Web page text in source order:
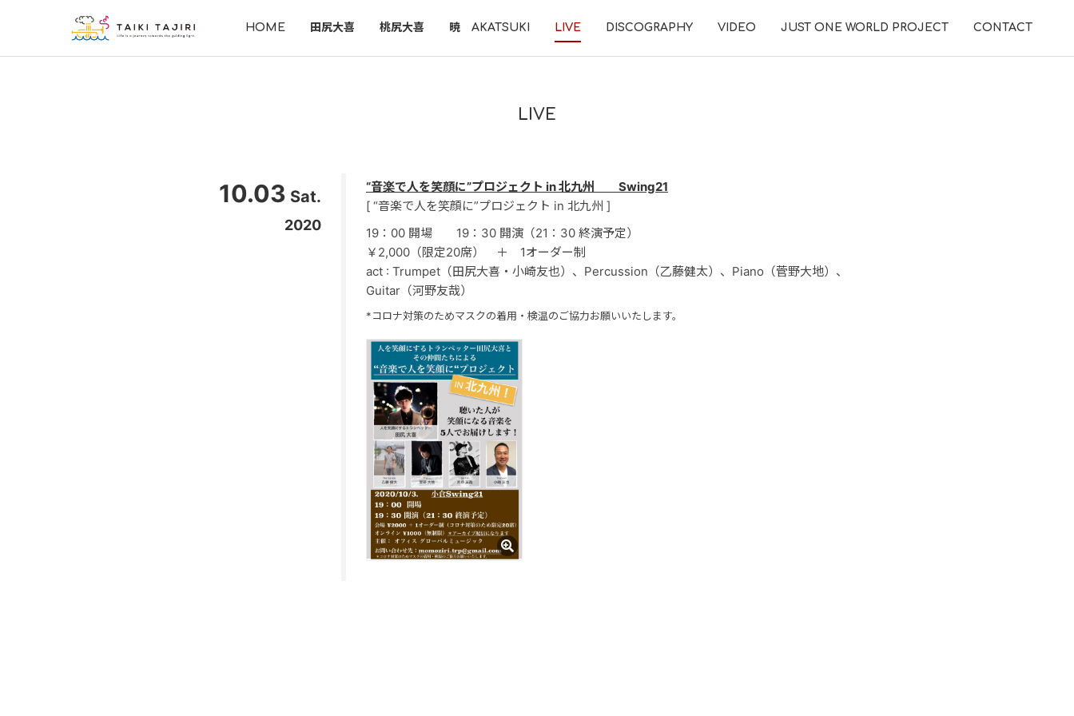
HOME 田尻大喜 桃尻大喜 暁 AKATSUKI LIVE DISCOGRAPHY VIDEO JUST ONE WORLD PROJECT CONTACT
LIVE
10.03 Sat.
2020
“音楽で人を笑顔に”プロジェクト in 北九州 Swing21
[ “音楽で人を笑顔に”プロジェクト in 北九州 ]
19：00 開場 19：30 開演（21：30 終演予定）
￥2,000（限定20席） ＋ 1オーダー制
act : Trumpet（田尻大喜・小崎友也）、Percussion（乙藤健太）、Piano（菅野大地）、
Guitar（河野友哉）
*コロナ対策のためマスクの着用・検温のご協力お願いいたします。